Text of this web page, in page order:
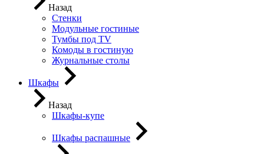
Назад
Стенки
Модульные гостиные
Тумбы под ТV
Комоды в гостиную
Журнальные столы
Шкафы
Назад
Шкафы-купе
Шкафы распашные